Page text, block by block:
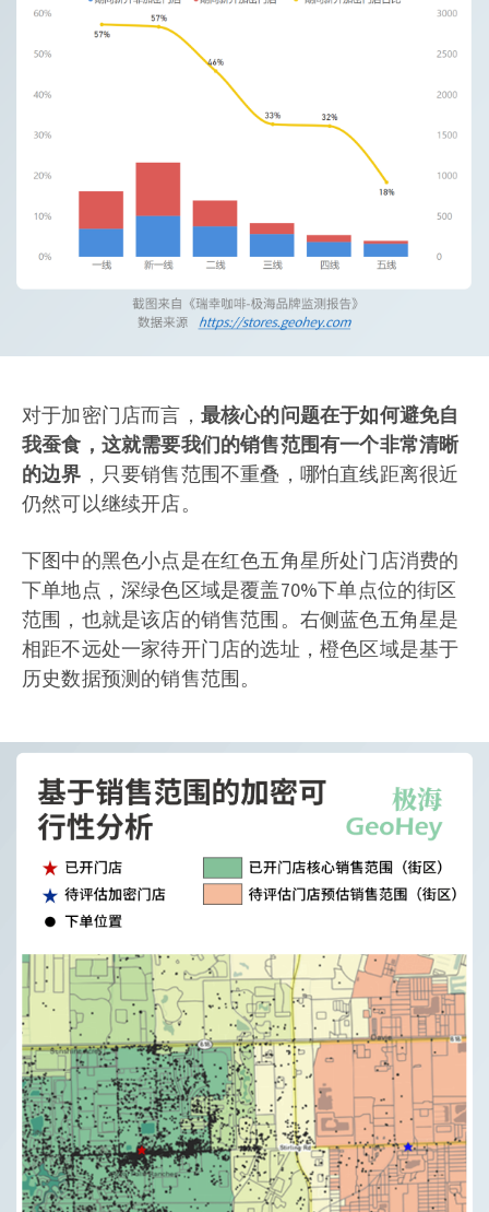
对于加密门店而言， 最核心的问题在于如何避免自
我蚕食，这就需要我们的销售范围有一个非常清晰
的边界 ，只要销售范围不重叠，哪怕直线距离很近
仍然可以继续开店。
下图中的黑色小点是在红色五角星所处门店消费的
下单地点，深绿色区域是覆盖70%下单点位的街区
范围，也就是该店的销售范围。右侧蓝色五角星是
相距不远处一家待开门店的选址，橙色区域是基于
历史数据预测的销售范围。